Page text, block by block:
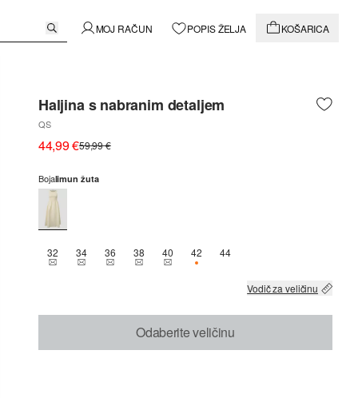
MOJ RAČUN POPIS ŽELJA KOŠARICA
Haljina s nabranim detaljem
QS
44,99 €59,99 €
Bojalimun žuta
32THIS SIZE IS CURRENTLY OUT OF STOCK
34THIS SIZE IS CURRENTLY OUT OF STOCK
36THIS SIZE IS CURRENTLY OUT OF STOCK
38THIS SIZE IS CURRENTLY OUT OF STOCK
40THIS SIZE IS CURRENTLY OUT OF STOCK
42DOSTUPNO SAMO 1
44
Vodič za veličinu
Odaberite veličinu